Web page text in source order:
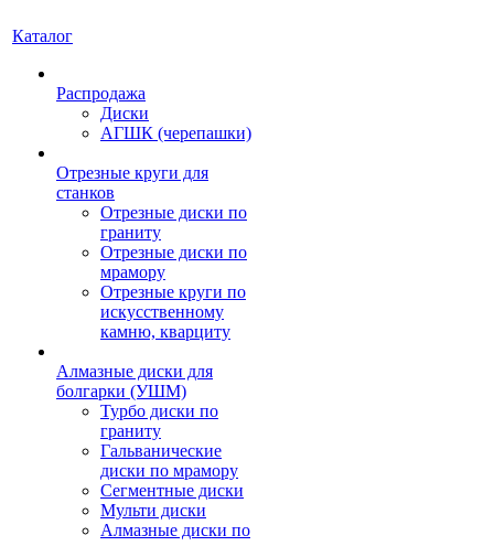
Каталог
Распродажа
Диски
АГШК (черепашки)
Отрезные круги для
станков
Отрезные диски по
граниту
Отрезные диски по
мрамору
Отрезные круги по
искусственному
камню, кварциту
Алмазные диски для
болгарки (УШМ)
Турбо диски по
граниту
Гальванические
диски по мрамору
Сегментные диски
Мульти диски
Алмазные диски по